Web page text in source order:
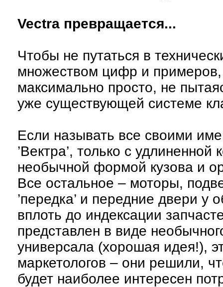
Vectra превращается...
Чтобы не путаться в
множеством цифр и примеров,
максимально просто, не
уже существующей системе
Если называть все своими
’Вектра’, только с
необычной формой кузова и
Все остальное – моторы,
’передка’ и передние двери
вплоть до индексации
представлен в виде
универсала (хорошая идея!),
маркетологов – они решили,
будет наиболее интересен